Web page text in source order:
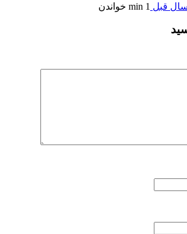
1 min خواندن